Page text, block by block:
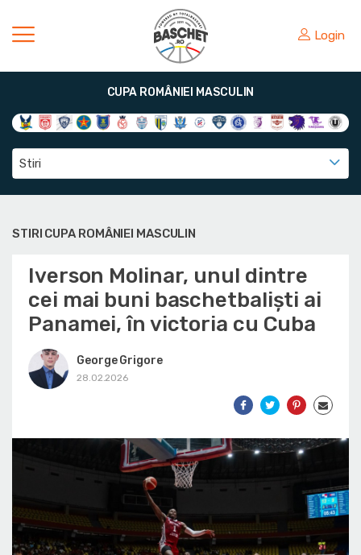
Login
CUPA ROMÂNIEI MASCULIN
Stiri
STIRI CUPA ROMÂNIEI MASCULIN
Iverson Molinar, unul dintre
cei mai buni baschetbaliști ai
Panamei, în victoria cu Cuba
George Grigore
28.02.2026